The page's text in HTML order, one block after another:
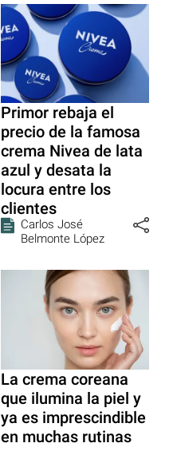
Primor rebaja el
precio de la famosa
crema Nivea de lata
azul y desata la
locura entre los
clientes
Carlos José
Belmonte López
La crema coreana
que ilumina la piel y
ya es imprescindible
en muchas rutinas